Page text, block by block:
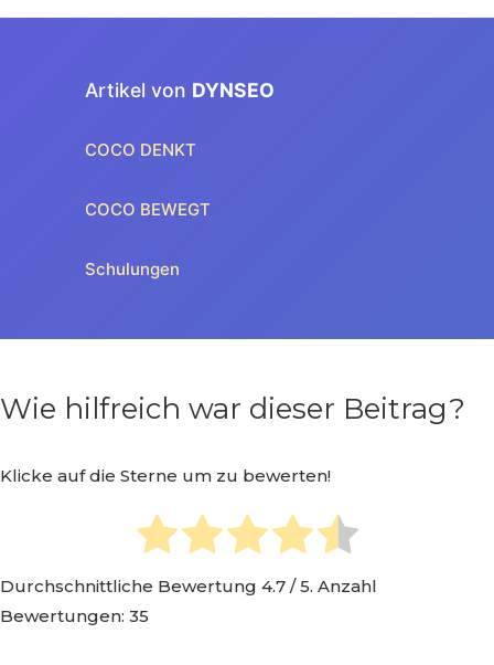
Artikel von DYNSEO
COCO DENKT
COCO BEWEGT
Schulungen
Wie hilfreich war dieser Beitrag?
Klicke auf die Sterne um zu bewerten!
Durchschnittliche Bewertung 4.7 / 5. Anzahl
Bewertungen: 35